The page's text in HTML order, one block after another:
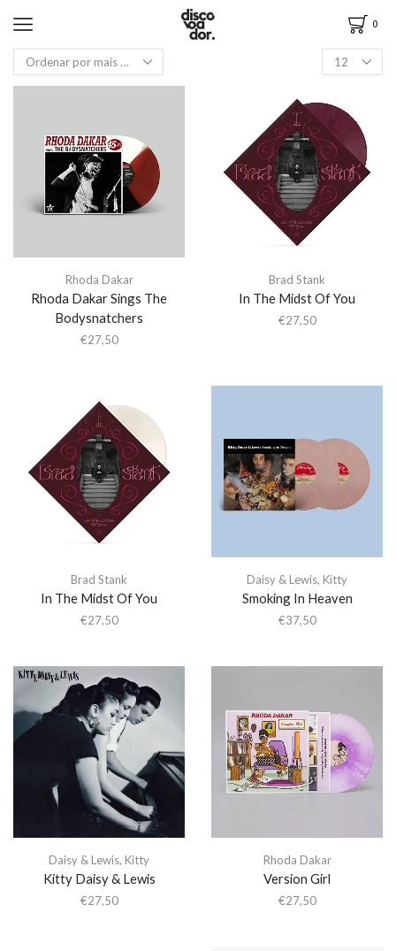
0
Rhoda Dakar
Rhoda Dakar Sings The
Bodysnatchers
€27,50
Brad Stank
In The Midst Of You
€27,50
Brad Stank
In The Midst Of You
€27,50
Daisy & Lewis, Kitty
Smoking In Heaven
€37,50
Daisy & Lewis, Kitty
Kitty Daisy & Lewis
€27,50
Rhoda Dakar
Version Girl
€27,50